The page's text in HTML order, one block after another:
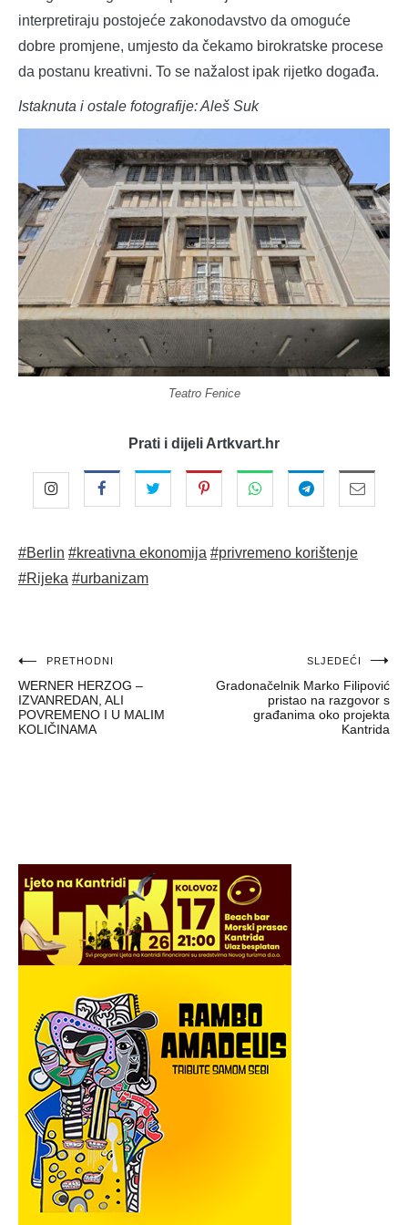
interpretiraju postojeće zakonodavstvo da omoguće
dobre promjene, umjesto da čekamo birokratske procese
da postanu kreativni. To se nažalost ipak rijetko događa.
Istaknuta i ostale fotografije: Aleš Suk
Teatro Fenice
Prati i dijeli Artkvart.hr
#Berlin #kreativna ekonomija #privremeno korištenje
#Rijeka #urbanizam
Navigacija
objava
PRETHODNI
WERNER HERZOG –
IZVANREDAN, ALI
POVREMENO I U MALIM
KOLIČINAMA
SLJEDEĆI
Gradonačelnik Marko Filipović
pristao na razgovor s
građanima oko projekta
Kantrida